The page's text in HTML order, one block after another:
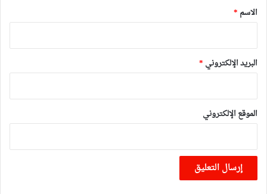
*
الاسم *
البريد الإلكتروني *
الموقع الإلكتروني